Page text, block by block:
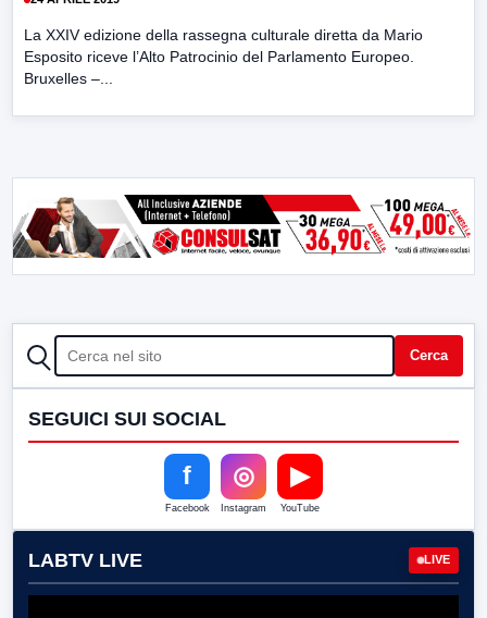
La XXIV edizione della rassegna culturale diretta da Mario
Esposito riceve l’Alto Patrocinio del Parlamento Europeo.
Bruxelles –...
CERCA Cerca
SEGUICI SUI SOCIAL
f
Facebook
◎
Instagram
▶
YouTube
LABTV LIVE LIVE